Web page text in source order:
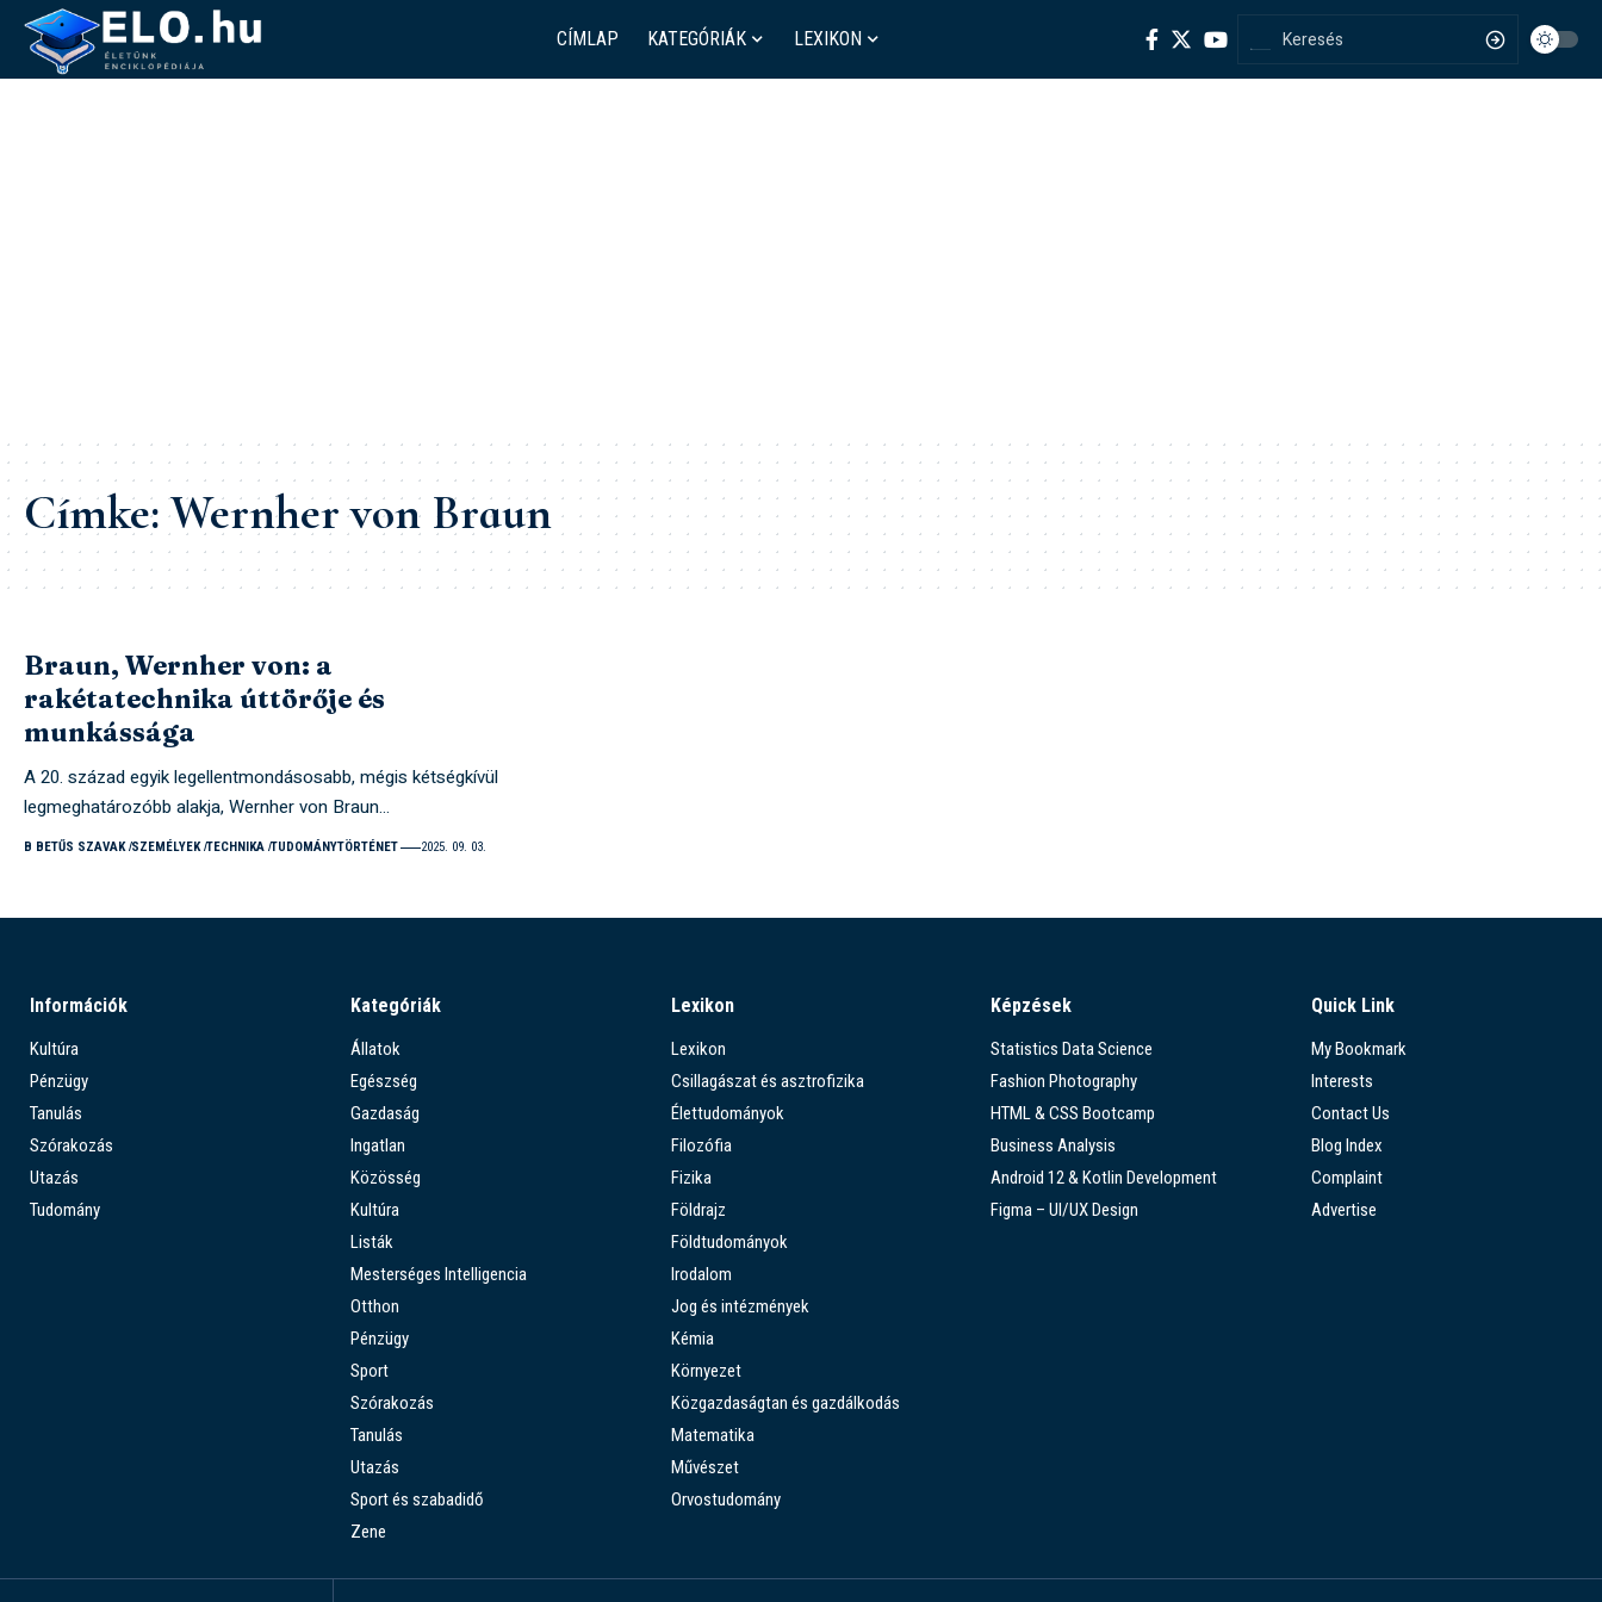
CÍMLAP KATEGÓRIÁK LEXIKON
Címke:Wernher von Braun
Braun, Wernher von: a
rakétatechnika úttörője és
munkássága
A 20. század egyik legellentmondásosabb, mégis kétségkívül
legmeghatározóbb alakja, Wernher von Braun…
B BETŰS SZAVAK SZEMÉLYEK TECHNIKA TUDOMÁNYTÖRTÉNET 2025. 09. 03.
Információk
Kultúra
Pénzügy
Tanulás
Szórakozás
Utazás
Tudomány
Kategóriák
Állatok
Egészség
Gazdaság
Ingatlan
Közösség
Kultúra
Listák
Mesterséges Intelligencia
Otthon
Pénzügy
Sport
Szórakozás
Tanulás
Utazás
Sport és szabadidő
Zene
Lexikon
Lexikon
Csillagászat és asztrofizika
Élettudományok
Filozófia
Fizika
Földrajz
Földtudományok
Irodalom
Jog és intézmények
Kémia
Környezet
Közgazdaságtan és gazdálkodás
Matematika
Művészet
Orvostudomány
Képzések
Statistics Data Science
Fashion Photography
HTML & CSS Bootcamp
Business Analysis
Android 12 & Kotlin Development
Figma – UI/UX Design
Quick Link
My Bookmark
Interests
Contact Us
Blog Index
Complaint
Advertise